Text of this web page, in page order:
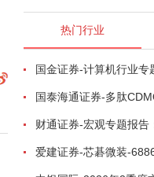
热门行业